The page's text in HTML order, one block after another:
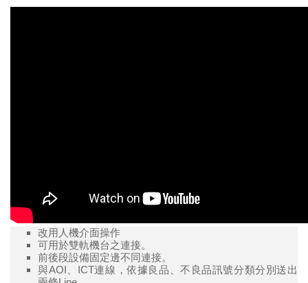
改用人機介面操作
可用於雙軌機台之連接。
前後段設備固定邊不同連接。
與AOI、ICT連線，依據良品、不良品訊號分類分別送出